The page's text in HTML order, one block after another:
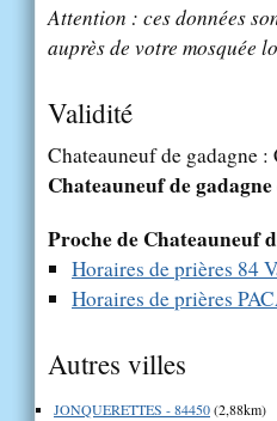
Attention : ces données
auprès de votre mosquée
Validité
Chateauneuf de gadagne
Chateauneuf de gadagne
Proche de Chateauneuf
Horaires de prières 84
Horaires de prières
Autres villes
JONQUERETTES - 84450(2,88km)